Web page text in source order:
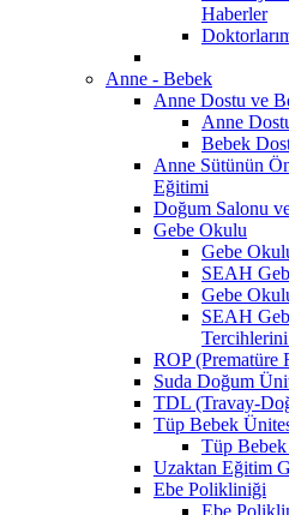
Haberler
Anne - Bebek
Anne Dostu ve
Anne
Bebek
Anne Sütünün
Eğitimi
Doğum Salonu
Gebe Okulu
Gebe
SEAH
Gebe
SEAH
Tercihlerini
ROP (Prematüre
Suda Doğum
TDL (Travay-
Tüp Bebek
Tüp
Uzaktan Eğitim
Ebe Polikliniği
Ebe